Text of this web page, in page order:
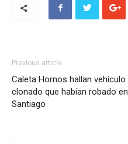
Previous article
Caleta Hornos hallan vehículo
clonado que habían robado en
Santiago